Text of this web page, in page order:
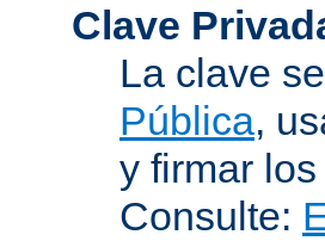
Clave
La clave
Pública,
y firmar
Consulte: